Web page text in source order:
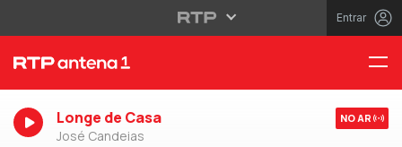
Entrar
Longe de Casa
José Candeias
NO AR